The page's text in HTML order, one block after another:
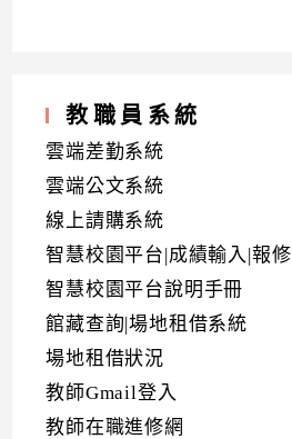
教職員系統
雲端差勤系統
雲端公文系統
線上請購系統
智慧校園平台|成績輸入|報修
智慧校園平台說明手冊
館藏查詢|場地租借系統
場地租借狀況
教師Gmail登入
教師在職進修網